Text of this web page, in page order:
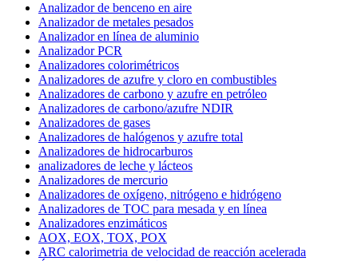
Analizador de benceno en aire
Analizador de metales pesados
Analizador en línea de aluminio
Analizador PCR
Analizadores colorimétricos
Analizadores de azufre y cloro en combustibles
Analizadores de carbono y azufre en petróleo
Analizadores de carbono/azufre NDIR
Analizadores de gases
Analizadores de halógenos y azufre total
Analizadores de hidrocarburos
analizadores de leche y lácteos
Analizadores de mercurio
Analizadores de oxígeno, nitrógeno e hidrógeno
Analizadores de TOC para mesada y en línea
Analizadores enzimáticos
AOX, EOX, TOX, POX
ARC calorimetria de velocidad de reacción acelerada